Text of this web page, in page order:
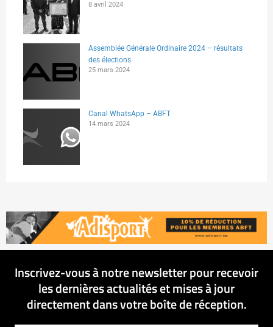
8 avril 2024
Assemblée Générale Ordinaire 2024 – résultats
des élections
25 mars 2024
Canal WhatsApp – ABFT
14 mars 2024
Inscrivez-vous à notre newsletter pour recevoir
les dernières actualités et mises à jour
directement dans votre boîte de réception.